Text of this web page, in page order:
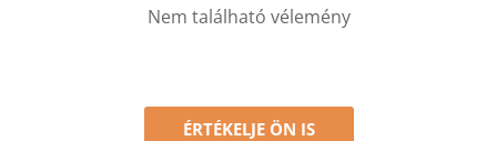
Nem található vélemény
ÉRTÉKELJE ÖN IS